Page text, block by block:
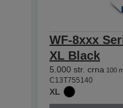
WF-8xxx
XL Black
5.000 str. crna 100
C13T755140
XL